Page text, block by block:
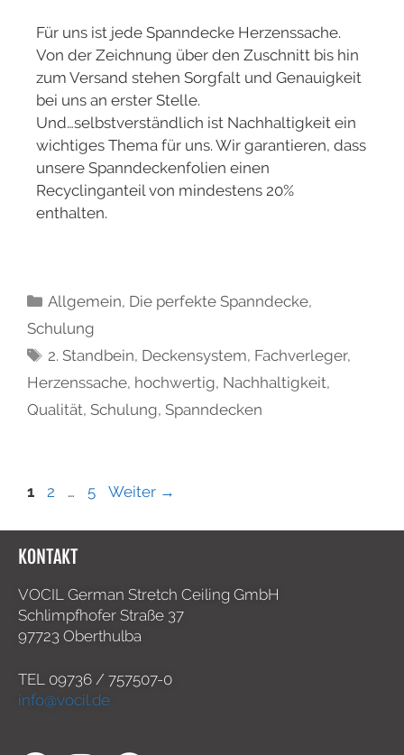
Für uns ist jede Spanndecke Herzenssache.
Von der Zeichnung über den Zuschnitt bis hin
zum Versand stehen Sorgfalt und Genauigkeit
bei uns an erster Stelle.
Und…selbstverständlich ist Nachhaltigkeit ein
wichtiges Thema für uns. Wir garantieren, dass
unsere Spanndeckenfolien einen
Recyclinganteil von mindestens 20%
enthalten.
Allgemein, Die perfekte Spanndecke,
Schulung
2. Standbein, Deckensystem, Fachverleger,
Herzenssache, hochwertig, Nachhaltigkeit,
Qualität, Schulung, Spanndecken
1 2 … 5 Weiter →
KONTAKT
VOCIL German Stretch Ceiling GmbH
Schlimpfhofer Straße 37
97723 Oberthulba
TEL 09736 / 757507-0
info@vocil.de